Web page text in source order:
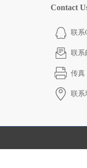
Contact
联系
联系
传真
联系